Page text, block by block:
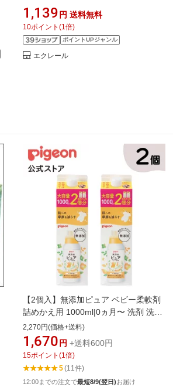
1,139 円 送料無料
10ポイント (1倍)
ポイントUPジャンル
エクレール
【2個入】無添加ピュア ベビー柔軟剤
詰めかえ用 1000ml|0ヵ月〜 洗剤 洗濯
洗剤 衣類洗剤 衣類用洗剤 衣類 衣類用
洗濯 洗濯用 洗濯用品 洗濯用洗剤 赤ち
ゃん 赤ちゃん用 赤ちゃん用品 ベビー
用 ベビー用品 ベビーグッズ 子供 こど
も キッズ 子供用 赤ちゃんグッズ
2,270円(価格+送料)
1,670 円 +送料600円
15ポイント (1倍)
5(11件)
12:00までの注文で最短8/9(翌日)お届け